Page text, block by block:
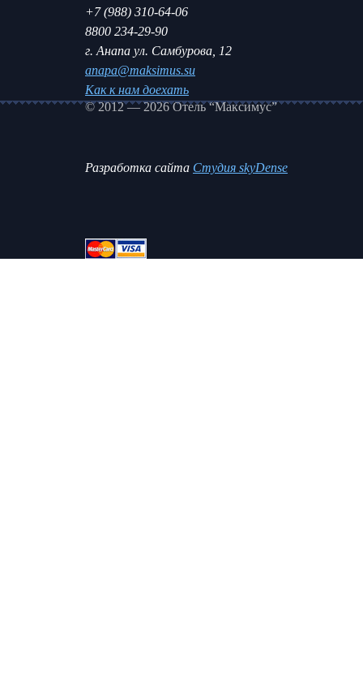
+7 (988) 310-64-06
8800 234-29-90
г. Анапа ул. Самбурова, 12
anapa@maksimus.su
Как к нам доехать
© 2012 — 2026 Отель “Максимус”
Разработка сайта Студия skyDense